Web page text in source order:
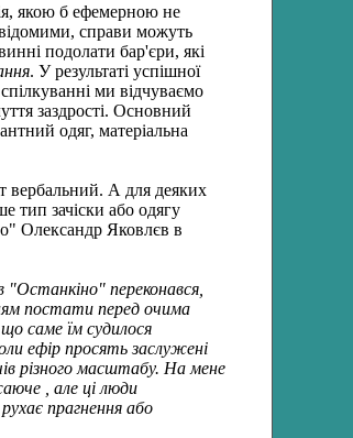
якою б ефемерною не
справи можуть
подолати бар'єри, які
. У результаті успішної
ми відчуваємо
заздрості. Основний
одяг, матеріальна
вербальний. А для деяких
тип зачіски або одягу
Олександр Яковлєв в
переконався,
постати перед очима
саме їм судилося
ефір просять заслужені
різного масштабу. На мене
, але ці люди
прагнення або